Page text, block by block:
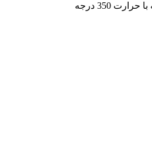
مطابق دستور خورش بادنجان تهیه می شود، با این تفاوت که پس از پخت خورش را در پیرکس ریخته و روی آن ۱۰۰ گرم پنیر گودا رنده کرده و بمدت ۱۰ دقیقه در فری که با حرارت 350 درجه